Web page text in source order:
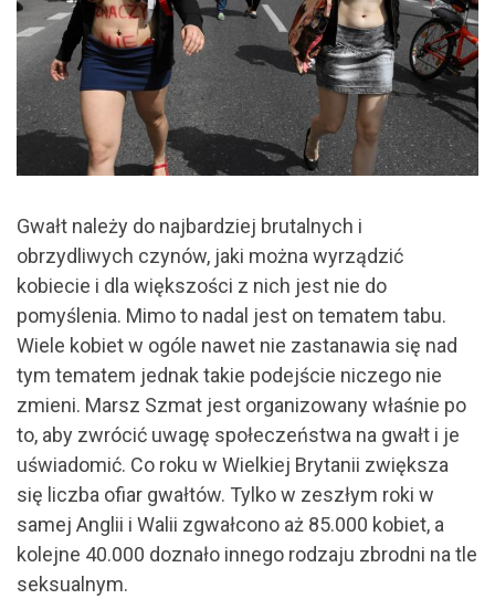
Gwałt należy do najbardziej brutalnych i
obrzydliwych czynów, jaki można wyrządzić
kobiecie i dla większości z nich jest nie do
pomyślenia. Mimo to nadal jest on tematem tabu.
Wiele kobiet w ogóle nawet nie zastanawia się nad
tym tematem jednak takie podejście niczego nie
zmieni. Marsz Szmat jest organizowany właśnie po
to, aby zwrócić uwagę społeczeństwa na gwałt i je
uświadomić. Co roku w Wielkiej Brytanii zwiększa
się liczba ofiar gwałtów. Tylko w zeszłym roki w
samej Anglii i Walii zgwałcono aż 85.000 kobiet, a
kolejne 40.000 doznało innego rodzaju zbrodni na tle
seksualnym.